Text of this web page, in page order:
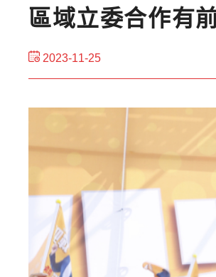
區域立委合作有
2023-11-25